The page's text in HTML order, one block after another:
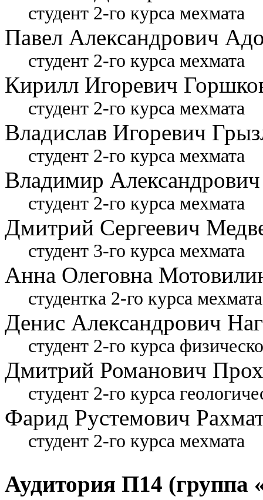
студент 2-го курса мехмата
Павел Александрович
студент 2-го курса мехмата
Кирилл Игоревич
студент 2-го курса мехмата
Владислав Игоревич
студент 2-го курса мехмата
Владимир
студент 2-го курса мехмата
Дмитрий Сергеевич
студент 3-го курса мехмата
Анна Олеговна
студентка 2-го курса мехмата
Денис Александрович
студент 2-го курса
Дмитрий Романович
студент 2-го курса
Фарид Рустемович
студент 2-го курса мехмата
Аудитория П14 (группа